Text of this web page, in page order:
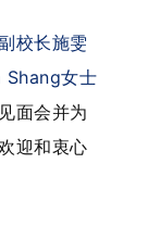
校长施雯
Shang女士
面会并为
迎和衷心